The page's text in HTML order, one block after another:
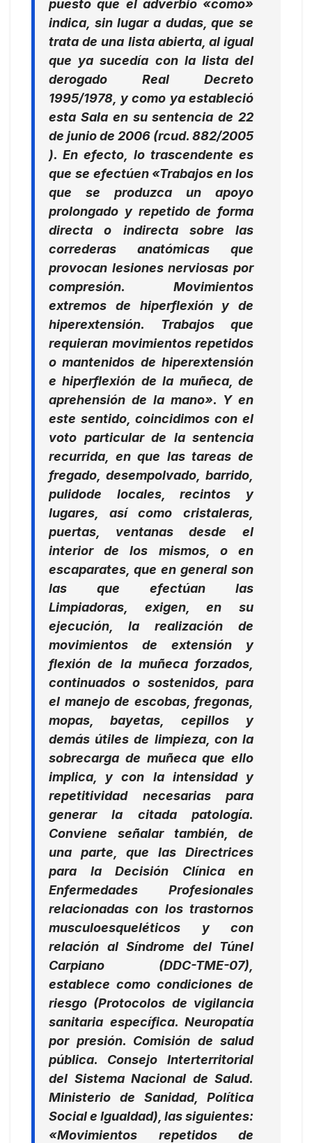
puesto que el adverbio «como»
indica, sin lugar a dudas, que se
trata de una lista abierta, al igual
que ya sucedía con la lista del
derogado Real Decreto
1995/1978, y como ya estableció
esta Sala en su sentencia de 22
de junio de 2006 (rcud. 882/2005
). En efecto, lo trascendente es
que se efectúen «Trabajos en los
que se produzca un apoyo
prolongado y repetido de forma
directa o indirecta sobre las
correderas anatómicas que
provocan lesiones nerviosas por
compresión. Movimientos
extremos de hiperflexión y de
hiperextensión. Trabajos que
requieran movimientos repetidos
o mantenidos de hiperextensión
e hiperflexión de la muñeca, de
aprehensión de la mano». Y en
este sentido, coincidimos con el
voto particular de la sentencia
recurrida, en que las tareas de
fregado, desempolvado, barrido,
pulidode locales, recintos y
lugares, así como cristaleras,
puertas, ventanas desde el
interior de los mismos, o en
escaparates, que en general son
las que efectúan las
Limpiadoras, exigen, en su
ejecución, la realización de
movimientos de extensión y
flexión de la muñeca forzados,
continuados o sostenidos, para
el manejo de escobas, fregonas,
mopas, bayetas, cepillos y
demás útiles de limpieza, con la
sobrecarga de muñeca que ello
implica, y con la intensidad y
repetitividad necesarias para
generar la citada patología.
Conviene señalar también, de
una parte, que las Directrices
para la Decisión Clínica en
Enfermedades Profesionales
relacionadas con los trastornos
musculoesqueléticos y con
relación al Síndrome del Túnel
Carpiano (DDC-TME-07),
establece como condiciones de
riesgo (Protocolos de vigilancia
sanitaria específica. Neuropatía
por presión. Comisión de salud
pública. Consejo Interterritorial
del Sistema Nacional de Salud.
Ministerio de Sanidad, Política
Social e Igualdad), las siguientes:
«Movimientos repetidos de